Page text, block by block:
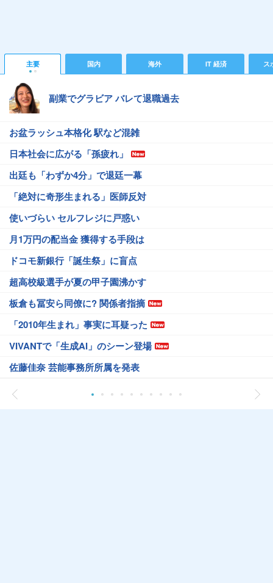
主要 国内 海外 IT 経済 ス
副業でグラビア バレて退職過去
お盆ラッシュ本格化 駅など混雑
日本社会に広がる「孫疲れ」
出廷も「わずか4分」で退廷一幕
「絶対に奇形生まれる」医師反対
使いづらい セルフレジに戸惑い
月1万円の配当金 獲得する手段は
ドコモ新銀行「誕生祭」に盲点
超高校級選手が夏の甲子園沸かす
板倉も冨安ら同僚に? 関係者指摘
「2010年生まれ」事実に耳疑った
VIVANTで「生成AI」のシーン登場
佐藤佳奈 芸能事務所所属を発表